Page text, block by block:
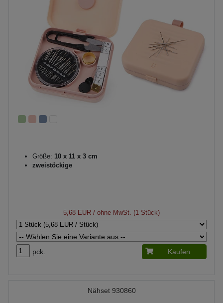
Größe: 10 x 11 x 3 cm
zweistöckige
5,68 EUR / ohne MwSt. (1 Stück)
pck. Kaufen
Nähset 930860